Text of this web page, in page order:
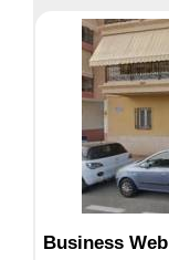
Business